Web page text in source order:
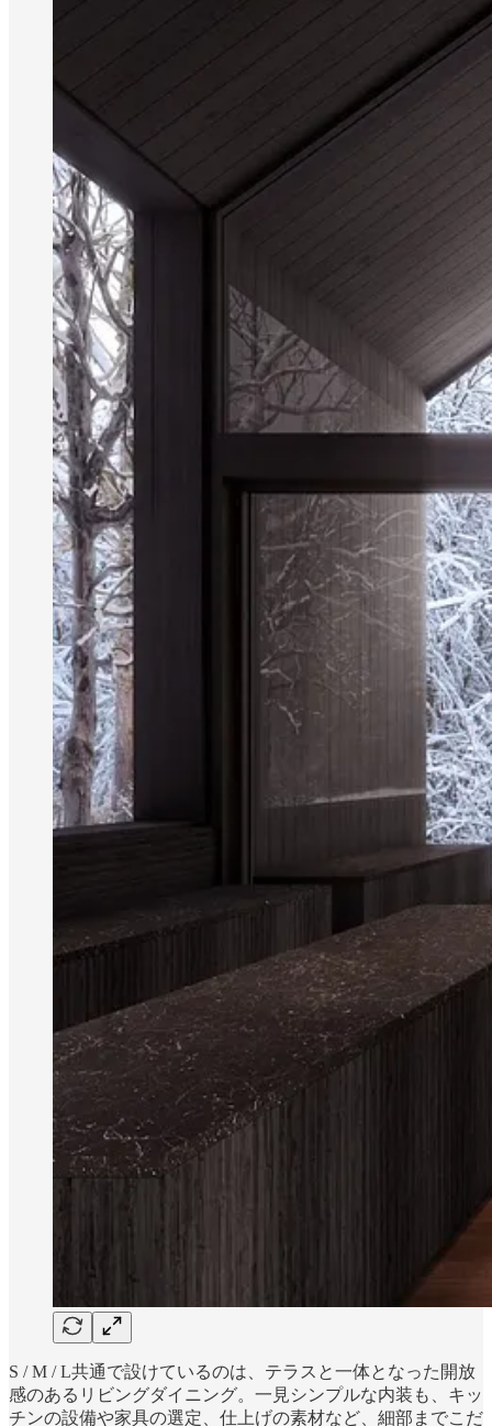
S / M / L共通で設けているのは、テラスと一体となった開放
感のあるリビングダイニング。一見シンプルな内装も、キッ
チンの設備や家具の選定、仕上げの素材など、細部までこだ